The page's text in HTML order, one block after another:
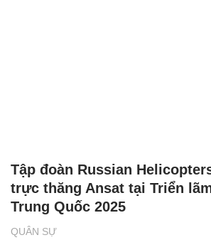
QUÂN SỰ
Tập đoàn Russian
trực thăng Ansat tại Triển
Trung Quốc 2025